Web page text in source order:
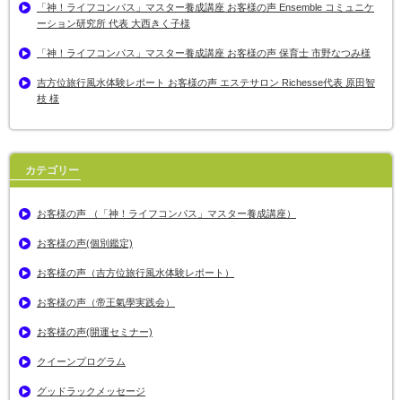
「神！ライフコンパス」マスター養成講座 お客様の声 Ensemble コミュニケ
ーション研究所 代表 大西きく子様
「神！ライフコンパス」マスター養成講座 お客様の声 保育士 市野なつみ様
吉方位旅行風水体験レポート お客様の声 エステサロン Richesse代表 原田智
枝 様
カテゴリー
お客様の声 （「神！ライフコンパス」マスター養成講座）
お客様の声(個別鑑定)
お客様の声（吉方位旅行風水体験レポート）
お客様の声（帝王氣學実践会）
お客様の声(開運セミナー)
クイーンプログラム
グッドラックメッセージ